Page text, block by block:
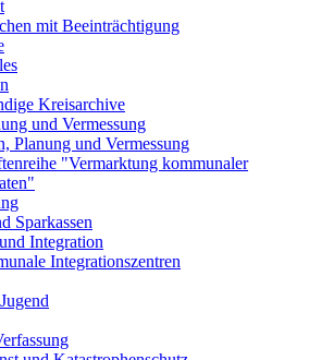
mit Beeinträchtigung
Kreisarchive
und Vermessung
Planung und Vermessung
"Vermarktung kommunaler
Sparkassen
Integration
Integrationszentren